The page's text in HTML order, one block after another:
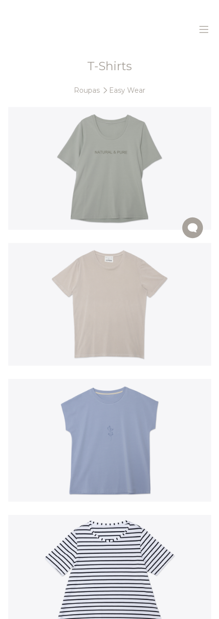
Produtos
Sustentabilidade
Roupas Easy Wear
T-Shirts